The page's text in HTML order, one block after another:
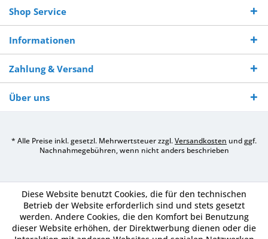
Shop Service
Informationen
Zahlung & Versand
Über uns
* Alle Preise inkl. gesetzl. Mehrwertsteuer zzgl.Versandkosten und ggf.
Nachnahmegebühren, wenn nicht anders beschrieben
Diese Website benutzt Cookies, die für den technischen
Betrieb der Website erforderlich sind und stets gesetzt
werden. Andere Cookies, die den Komfort bei Benutzung
dieser Website erhöhen, der Direktwerbung dienen oder die